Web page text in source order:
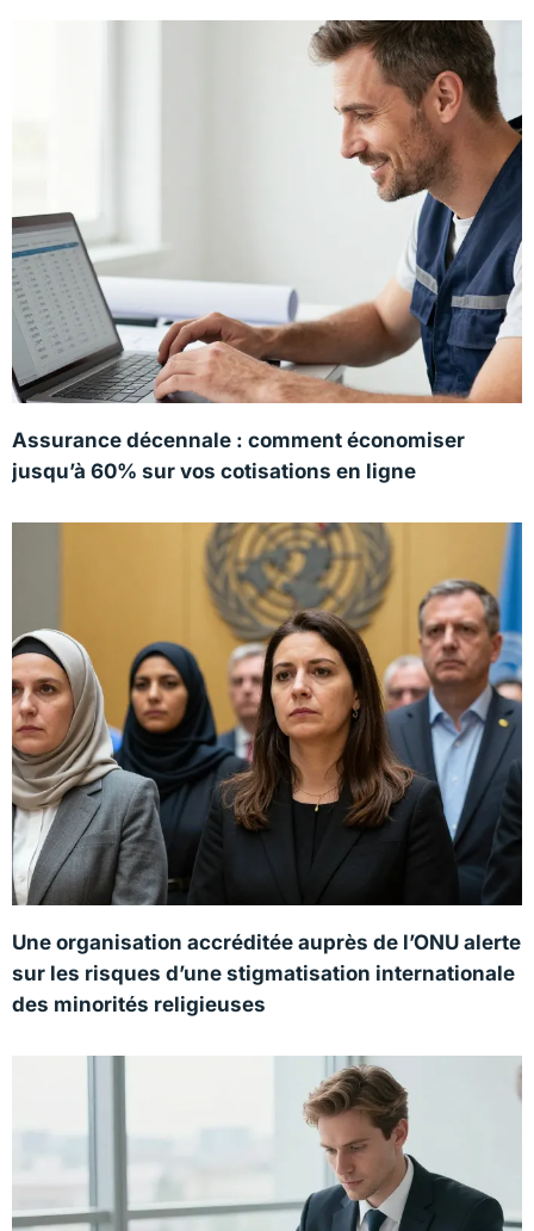
Assurance décennale : comment économiser
jusqu’à 60% sur vos cotisations en ligne
Une organisation accréditée auprès de l’ONU alerte
sur les risques d’une stigmatisation internationale
des minorités religieuses